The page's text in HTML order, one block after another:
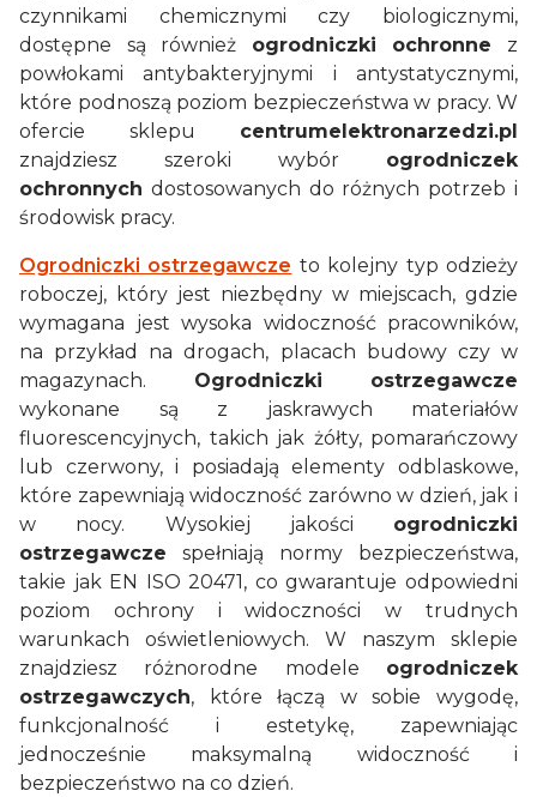
czynnikami chemicznymi czy biologicznymi,
dostępne są również ogrodniczki ochronne z
powłokami antybakteryjnymi i antystatycznymi,
które podnoszą poziom bezpieczeństwa w pracy. W
ofercie sklepu centrumelektronarzedzi.pl
znajdziesz szeroki wybór ogrodniczek
ochronnych dostosowanych do różnych potrzeb i
środowisk pracy.
Ogrodniczki ostrzegawcze to kolejny typ odzieży
roboczej, który jest niezbędny w miejscach, gdzie
wymagana jest wysoka widoczność pracowników,
na przykład na drogach, placach budowy czy w
magazynach. Ogrodniczki ostrzegawcze
wykonane są z jaskrawych materiałów
fluorescencyjnych, takich jak żółty, pomarańczowy
lub czerwony, i posiadają elementy odblaskowe,
które zapewniają widoczność zarówno w dzień, jak i
w nocy. Wysokiej jakości ogrodniczki
ostrzegawcze spełniają normy bezpieczeństwa,
takie jak EN ISO 20471, co gwarantuje odpowiedni
poziom ochrony i widoczności w trudnych
warunkach oświetleniowych. W naszym sklepie
znajdziesz różnorodne modele ogrodniczek
ostrzegawczych, które łączą w sobie wygodę,
funkcjonalność i estetykę, zapewniając
jednocześnie maksymalną widoczność i
bezpieczeństwo na co dzień.